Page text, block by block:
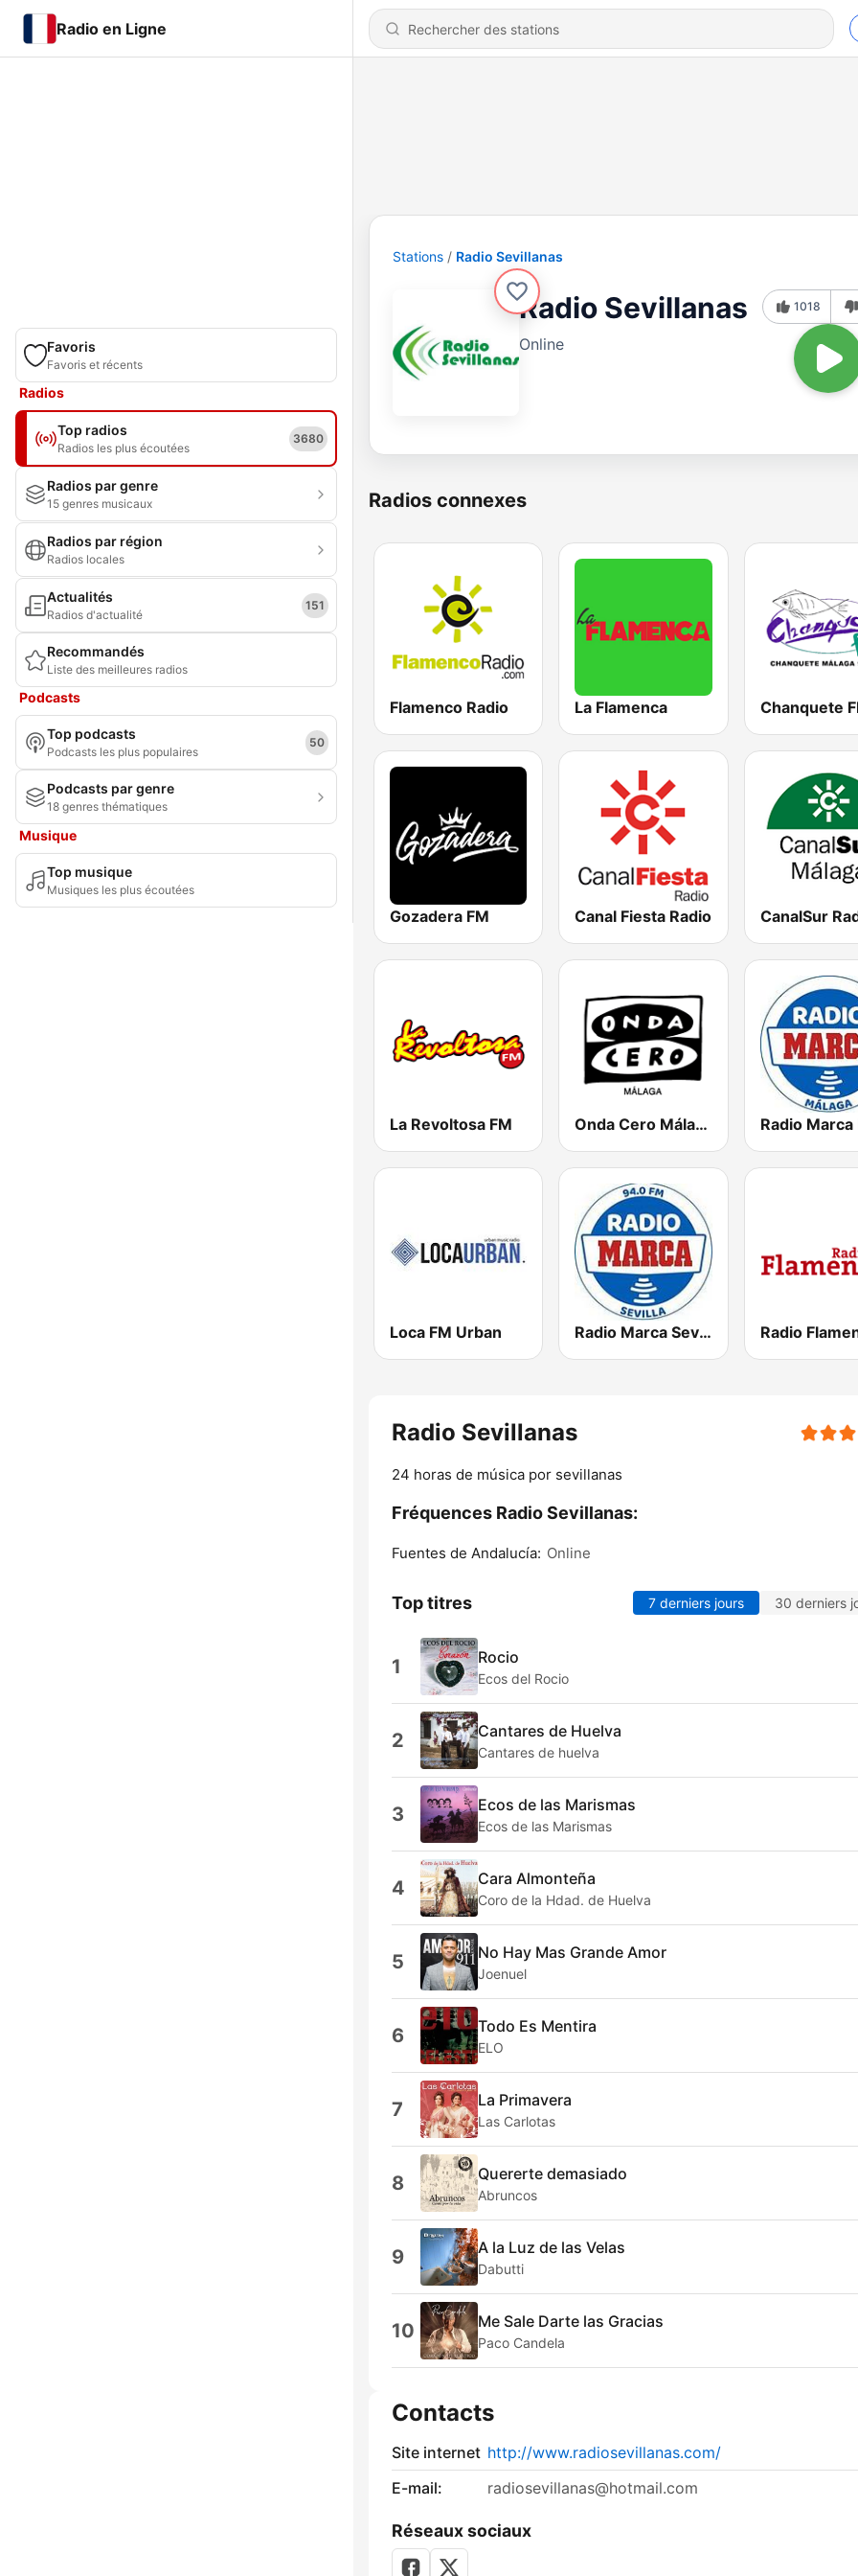
Radio en Ligne
Favoris
Favoris et récents
Radios
Top radios
Radios les plus écoutées
3680
Radios par genre
15 genres musicaux
Radios par région
Radios locales
Actualités
Radios d'actualité
151
Recommandés
Liste des meilleures radios
Podcasts
Top podcasts
Podcasts les plus populaires
50
Podcasts par genre
18 genres thématiques
Musique
Top musique
Musiques les plus écoutées
Stations Radio Sevillanas
Radio Sevillanas
Online
1018
Radios connexes
Flamenco Radio La Flamenca
Gozadera FM Canal Fiesta Radio
La Revoltosa FM Onda Cero Málaga
Loca FM Urban Radio Marca Sevilla
Radio Sevillanas
24 horas de música por sevillanas
Fréquences Radio Sevillanas:
Fuentes de Andalucía: Online
Top titres 7 derniers jours 30 derniers
1 Rocio
Ecos del Rocio
2 Cantares de Huelva
Cantares de huelva
3 Ecos de las Marismas
Ecos de las Marismas
4 Cara Almonteña
Coro de la Hdad. de Huelva
5 No Hay Mas Grande Amor
Joenuel
6 Todo Es Mentira
ELO
7 La Primavera
Las Carlotas
8 Quererte demasiado
Abruncos
9 A la Luz de las Velas
Dabutti
10 Me Sale Darte las Gracias
Paco Candela
Contacts
Site internet http://www.radiosevillanas.com/
E-mail:
radiosevillanas@hotmail.com
Réseaux sociaux